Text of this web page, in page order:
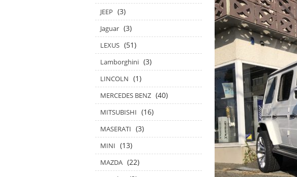
JEEP (3)
Jaguar (3)
LEXUS (51)
Lamborghini (3)
LINCOLN (1)
MERCEDES BENZ (40)
MITSUBISHI (16)
MASERATI (3)
MINI (13)
MAZDA (22)